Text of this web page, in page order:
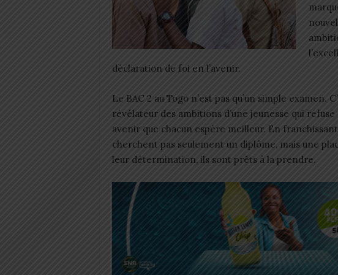
déclaration de foi en l’avenir.
Le BAC 2 au Togo n’est pas qu’un simple examen.
révélateur des ambitions d’une jeunesse qui
avenir que chacun espère meilleur. En
cherchent pas seulement un diplôme, mais une
leur détermination, ils sont prêts à la prendre.